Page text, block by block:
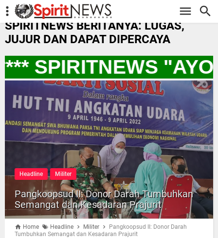
-->
SPIRITNEWS BERITANYA: LUGAS,
JUJUR DAN DAPAT DIPERCAYA
SPIRITNEWS "AYO
Headline Militer
Pangkoopsud II: Donor Darah Tumbuhkan
Semangat dan Kesadaran Prajurit
Home Headline Militer
Pangkoopsud II: Donor Darah
Tumbuhkan Semangat dan Kesadaran Prajurit